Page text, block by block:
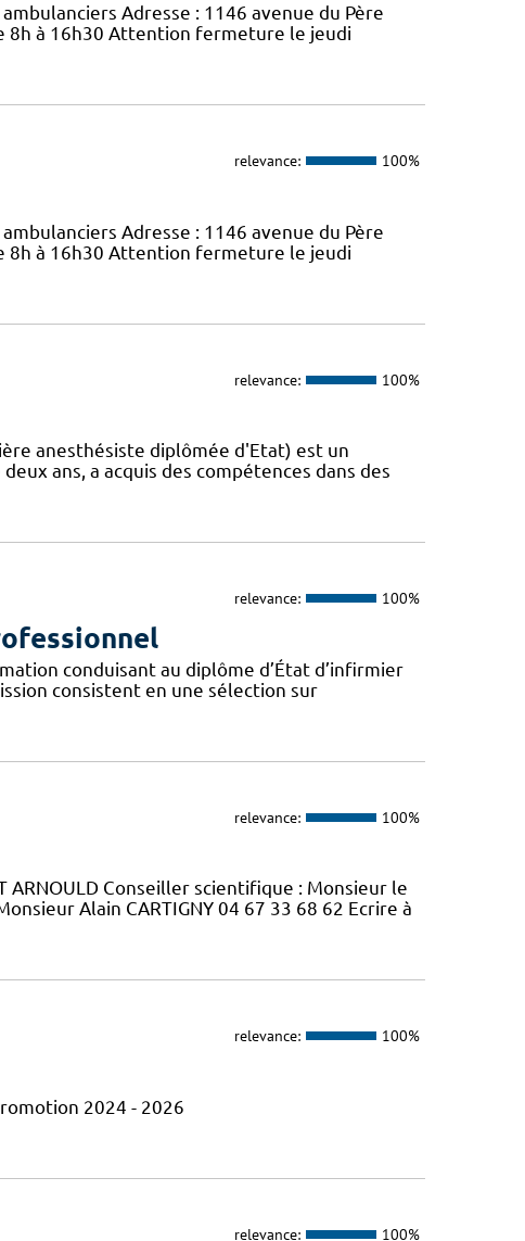
Adresse : 1146 avenue du Père
8h à 16h30 Attention fermeture le jeudi
relevance: 100%
Adresse : 1146 avenue du Père
8h à 16h30 Attention fermeture le jeudi
relevance: 100%
anesthésiste diplômée d'Etat) est un
ans, a acquis des compétences dans des
relevance: 100%
conduisant au diplôme d’État d’infirmier
consistent en une sélection sur
relevance: 100%
ARNOULD Conseiller scientifique : Monsieur le
Alain CARTIGNY 04 67 33 68 62 Ecrire à
relevance: 100%
2024 - 2026
relevance: 100%